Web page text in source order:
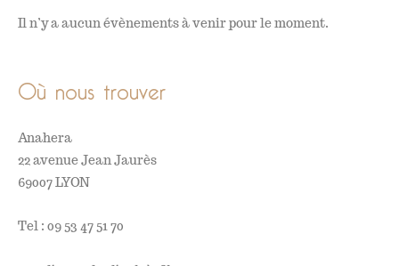
Il n’y a aucun évènements à venir pour le moment.
Où nous trouver
Anahera
22 avenue Jean Jaurès
69007 LYON
Tel : 09 53 47 51 70